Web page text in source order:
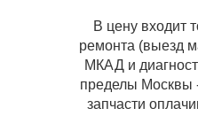
В цену входит
ремонта (выезд
МКАД и
пределы Москвы
запчасти